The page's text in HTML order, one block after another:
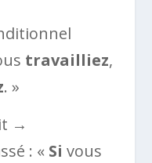
travailliez,
. »
→
: « Si vous